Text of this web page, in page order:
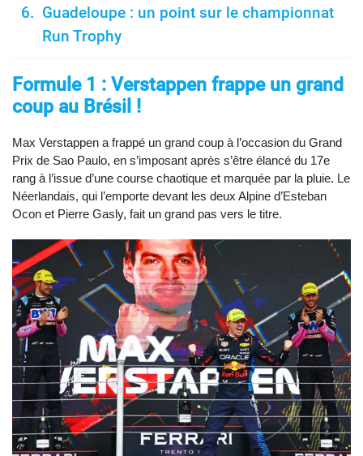
Guadeloupe : un point sur le championnat
Run Trophy
Formule 1 : Verstappen frappe un grand
coup au Brésil !
Max Verstappen a frappé un grand coup à l’occasion du Grand
Prix de Sao Paulo, en s’imposant après s’être élancé du 17e
rang à l’issue d’une course chaotique et marquée par la pluie. Le
Néerlandais, qui l’emporte devant les deux Alpine d’Esteban
Ocon et Pierre Gasly, fait un grand pas vers le titre.